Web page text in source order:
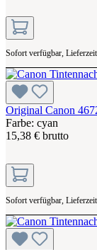
Sofort verfügbar,
Original Canon
Farbe: cyan
15,38 € brutto
Sofort verfügbar,